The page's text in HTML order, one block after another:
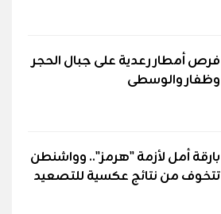
فرص أمطار رعدية على جبال الحجر
وظفار والوسطى
بارقة أمل لأزمة "هرمز".. وواشنطن
تتخوف من نتائج عكسية للتصعيد